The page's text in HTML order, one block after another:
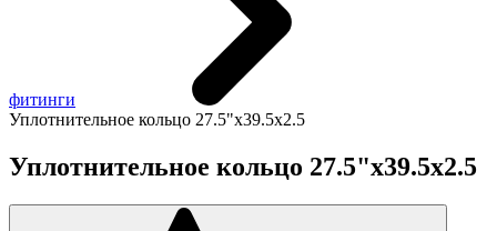
фитинги
Уплотнительное кольцо 27.5"х39.5х2.5
Уплотнительное кольцо 27.5"х39.5х2.5